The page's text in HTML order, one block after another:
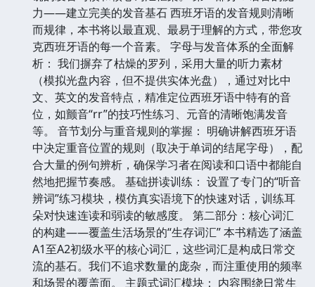
力——建立完美的发音基石 西班牙语的发音规则清晰
而规律，本书将以最直观、最易于理解的方式，带您攻
克西班牙语的每一个音素。 字母与发音体系的全面解
析： 我们摒弃了枯燥的罗列，采用大量的听力素材
（模拟光盘内容，但不提供实体光盘），通过对比中
文、英文的发音特点，精准定位西班牙语中特有的音
位，如颤音“rr”的技巧性练习、元音的清晰饱满发音
等。 音节划分与重音规则的掌握： 明确讲解西班牙语
中决定重音位置的规则（取决于单词的结尾字母），配
合大量的例句辨析，确保学习者在阅读和口语中都能自
然地把握节奏感。 基础拼读训练： 设置了专门的“听音
辨词”练习模块，模仿真实语境下的快速对话，训练耳
朵对快速连读和弱读的敏感度。 第二部分：核心词汇
的构建——覆盖生活场景的“生存词汇” 本书精选了涵盖
A1至A2初级水平的核心词汇，这些词汇是构成日常交
流的基石。我们不追求数量的庞杂，而注重使用的频率
和场景的覆盖面。 主题式词汇模块： 内容围绕日常生